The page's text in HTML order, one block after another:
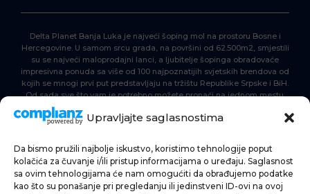
Upravljajte saglasnostima
Da bismo pružili najbolje iskustvo, koristimo tehnologije poput
kolačića za čuvanje i/ili pristup informacijama o uređaju. Saglasnost
sa ovim tehnologijama će nam omogućiti da obrađujemo podatke
kao što su ponašanje pri pregledanju ili jedinstveni ID-ovi na ovoj
Delta Planet Banja Luka je najveći šoping mol na prostoru Bosne i
Hercegovine. U samom srcu grada, na površini od 62.500m2, smjestili
su se najveći maloprodajni lanci, a ljubitelje šopinga obradovaće
impresivna ponuda sa više od 100 najpoznatijih svjetskih brendova od
kojih se mnogi prvi put predstavljaju na tržištu Republike Srpske i BiH.
Od sada sve što vam je potrebno možete pronaći na jednom mestu.
Delta Planet – nova nezaobilazna šoping destinacija!
POČETNA
ŠOPING